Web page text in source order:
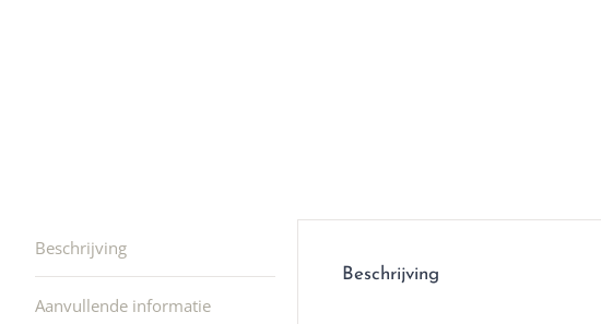
ook heel aardig en
Beschrijving
Aanvullende informatie
Beschrijving